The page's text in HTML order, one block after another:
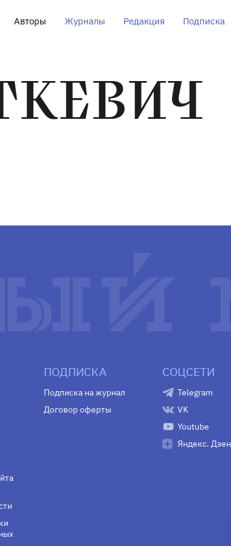
Авторы Журналы Редакция Подписка
ПОДПИСКА
Подписка на журнал
Договор оферты
СОЦСЕТИ
Telegram
VK
Youtube
Яндекс. Дзен